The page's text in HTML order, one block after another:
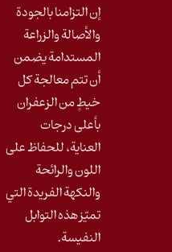
إن التزامنا بالجودة
والأصالة والزراعة
المستدامة يضمن
أن تتم معالجة كل
خيطٍ من الزعفران
بأعلى درجات
العناية، للحفاظ على
اللون والرائحة
والنكهة الفريدة التي
تميّز هذه التوابل
النفيسة.